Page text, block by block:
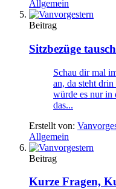
Allgemein
Beitrag
Sitzbezüge
Schau dir mal
an, da steht
würde es nur in
das...
Erstellt von:
Allgemein
Beitrag
Kurze Fragen,